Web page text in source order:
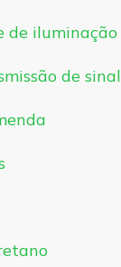
de iluminação
de sinal